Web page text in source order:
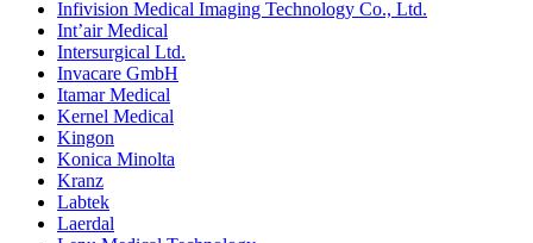
Infivision Medical Imaging Technology Co., Ltd.
Int’air Medical
Intersurgical Ltd.
Invacare GmbH
Itamar Medical
Kernel Medical
Kingon
Konica Minolta
Kranz
Labtek
Laerdal